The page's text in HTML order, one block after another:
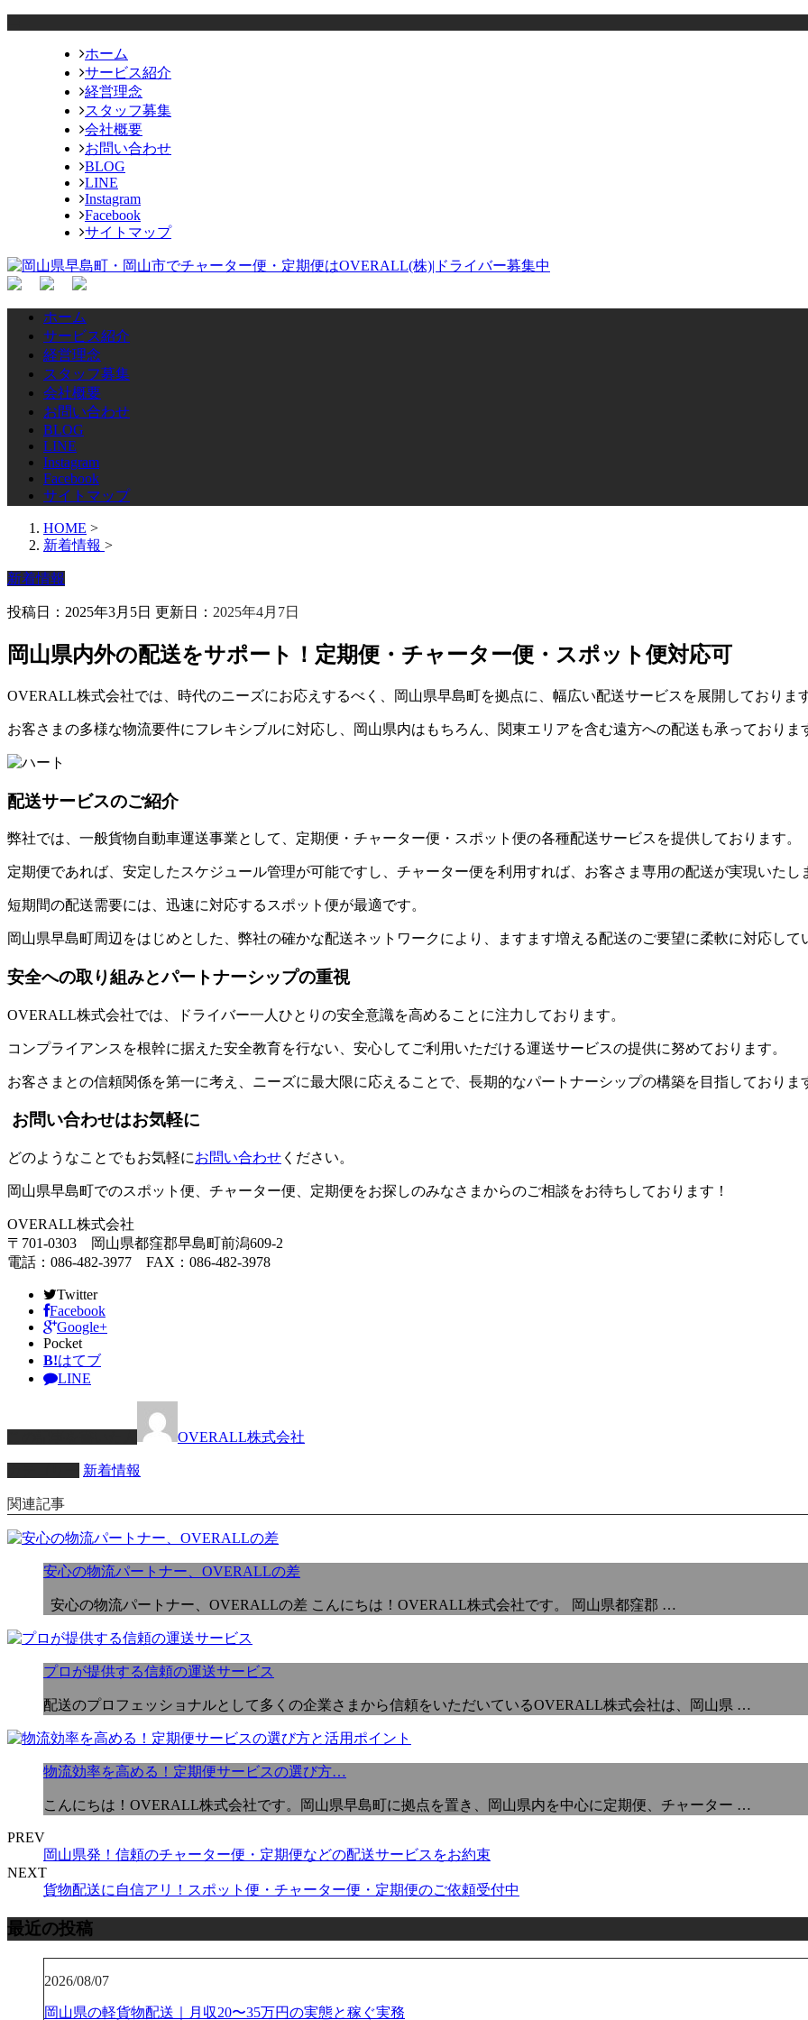
ホーム
サービス紹介
経営理念
スタッフ募集
会社概要
お問い合わせ
BLOG
LINE
Instagram
Facebook
サイトマップ
ホーム
サービス紹介
経営理念
スタッフ募集
会社概要
お問い合わせ
BLOG
LINE
Instagram
Facebook
サイトマップ
HOME >
新着情報 >
新着情報
投稿日：2025年3月5日 更新日： 2025年4月7日
岡山県内外の配送をサポート！定期便・チャーター便・スポット便対応可
OVERALL株式会社では、時代のニーズにお応えするべく、岡山県早島町を拠点に、幅広い配送サービスを展開しております
お客さまの多様な物流要件にフレキシブルに対応し、岡山県内はもちろん、関東エリアを含む遠方への配送も承っておりま
配送サービスのご紹介
弊社では、一般貨物自動車運送事業として、定期便・チャーター便・スポット便の各種配送サービスを提供しております。
定期便であれば、安定したスケジュール管理が可能ですし、チャーター便を利用すれば、お客さま専用の配送が実現いたし
短期間の配送需要には、迅速に対応するスポット便が最適です。
岡山県早島町周辺をはじめとした、弊社の確かな配送ネットワークにより、ますます増える配送のご要望に柔軟に対応して
安全への取り組みとパートナーシップの重視
OVERALL株式会社では、ドライバー一人ひとりの安全意識を高めることに注力しております。
コンプライアンスを根幹に据えた安全教育を行ない、安心してご利用いただける運送サービスの提供に努めております。
お客さまとの信頼関係を第一に考え、ニーズに最大限に応えることで、長期的なパートナーシップの構築を目指しておりま
お問い合わせはお気軽に
どのようなことでもお気軽にお問い合わせ ください。
岡山県早島町でのスポット便、チャーター便、定期便をお探しのみなさまからのご相談をお待ちしております！
OVERALL株式会社
〒701-0303 岡山県都窪郡早島町前潟609-2
電話：086-482-3977 FAX：086-482-3978
Twitter
Facebook
Google+
Pocket
B!はてブ
LINE
OVERALL株式会社
新着情報
関連記事
安心の物流パートナー、OVERALLの差
安心の物流パートナー、OVERALLの差 こんにちは！OVERALL株式会社です。 岡山県都窪郡 …
プロが提供する信頼の運送サービス
配送のプロフェッショナルとして多くの企業さまから信頼をいただいているOVERALL株式会社は、岡山県 …
物流効率を高める！定期便サービスの選び方…
こんにちは！OVERALL株式会社です。岡山県早島町に拠点を置き、岡山県内を中心に定期便、チャーター …
PREV
岡山県発！信頼のチャーター便・定期便などの配送サービスをお約束
NEXT
貨物配送に自信アリ！スポット便・チャーター便・定期便のご依頼受付中
最近の投稿
2026/08/07
岡山県の軽貨物配送｜月収20〜35万円の実態と稼ぐ実務